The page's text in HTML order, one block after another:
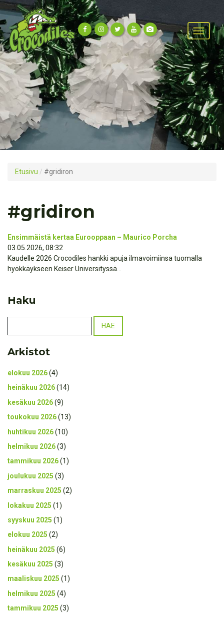
Etusivu / #gridiron
#gridiron
Ensimmäistä kertaa Eurooppaan – Maurico Porcha
03.05.2026, 08:32
Kaudelle 2026 Crocodiles hankki apuja ilmavoimiinsa tuomalla
hyökkäykseen Keiser Universityssä...
Haku
Arkistot
elokuu 2026(4)
heinäkuu 2026(14)
kesäkuu 2026(9)
toukokuu 2026(13)
huhtikuu 2026(10)
helmikuu 2026(3)
tammikuu 2026(1)
joulukuu 2025 (3)
marraskuu 2025 (2)
lokakuu 2025 (1)
syyskuu 2025 (1)
elokuu 2025 (2)
heinäkuu 2025 (6)
kesäkuu 2025 (3)
maaliskuu 2025 (1)
helmikuu 2025 (4)
tammikuu 2025 (3)